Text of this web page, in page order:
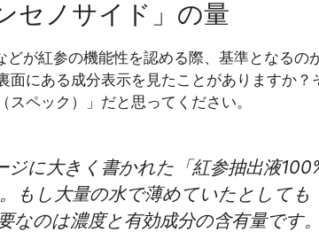
セノサイド」の量
が紅参の機能性を認める際、基準となるの
面にある成分表示を見たことがありますか？
ペック）」だと思ってください。
ジに大きく書かれた「紅参抽出液
もし大量の水で薄めていたとしても
のは濃度と有効成分の含有量です。